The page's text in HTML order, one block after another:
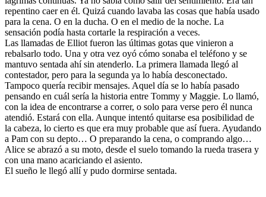
repentino caer en él. Quizá cuando lavaba las cosas que había usado
para la cena. O en la ducha. O en el medio de la noche. La
sensación podía hasta cortarle la respiración a veces.
Las llamadas de Elliot fueron las últimas gotas que vinieron a
rebalsarlo todo. Una y otra vez oyó cómo sonaba el teléfono y se
mantuvo sentada ahí sin atenderlo. La primera llamada llegó al
contestador, pero para la segunda ya lo había desconectado.
Tampoco quería recibir mensajes. Aquel día se lo había pasado
pensando en cuál sería la historia entre Tommy y Maggie. Lo llamó,
con la idea de encontrarse a correr, o solo para verse pero él nunca
atendió. Estará con ella. Aunque intentó quitarse esa posibilidad de
la cabeza, lo cierto es que era muy probable que así fuera. Ayudando
a Pam con su depto… O preparando la cena, o comprando algo…
Alice se abrazó a su moto, desde el suelo tomando la rueda trasera y
con una mano acariciando el asiento.
El sueño le llegó allí y pudo dormirse sentada.